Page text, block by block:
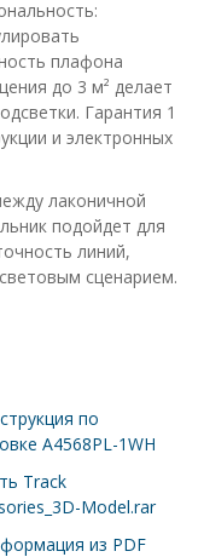
плафона
до 3 м² делает
Гарантия 1
и электронных
лаконичной
подойдет для
линий,
сценарием.
по
A4568PL-1WH
Track
Model.rar
из PDF